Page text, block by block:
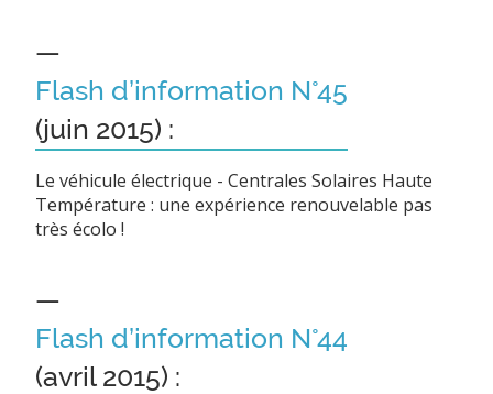
—
Flash d’information N°45
(juin 2015) :
Le véhicule électrique - Centrales Solaires Haute
Température : une expérience renouvelable pas
très écolo !
—
Flash d’information N°44
(avril 2015) :